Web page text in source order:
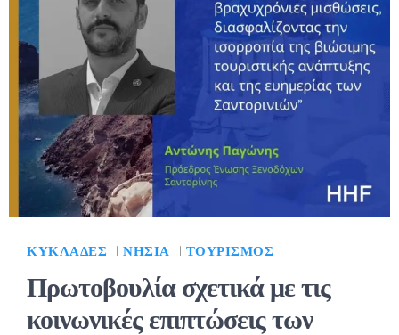
ΚΥΚΛΆΔΕΣ ΝΗΣΙΆ ΤΟΥΡΙΣΜΌΣ
Πρωτοβουλία σχετικά με τις
κοινωνικές επιπτώσεις των